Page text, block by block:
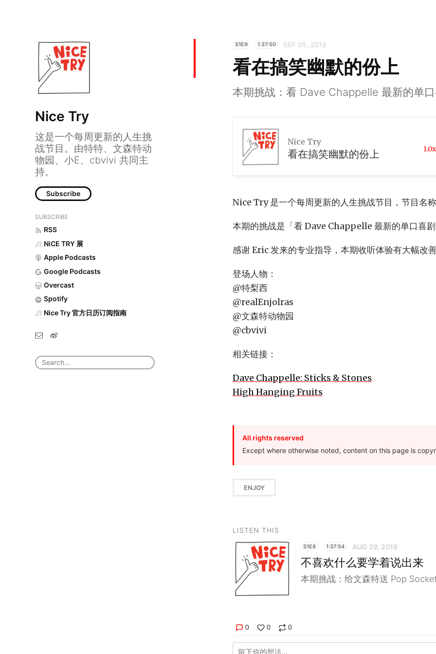
Nice Try
这是一个每周更新的人生挑
战节目。由特特、文森特动
物园、小E、cbvivi 共同主
持。
Subscribe
SUBSCRIBE
RSS
NiCE TRY 展
Apple Podcasts
Google Podcasts
Overcast
Spotify
Nice Try 官方日历订阅指南
S1E9 1:37:50 SEP 05, 2019
看在搞笑幽默的份上
本期挑战：看 Dave Chappelle 最新的单
Nice Try
看在搞笑幽默的份上 1.0x
Nice Try 是一个每周更新的人生挑战节目，节目名
本期的挑战是「看 Dave Chappelle 最新的单口喜剧
感谢 Eric 发来的专业指导，本期收听体验有大幅改善
登场人物：
@特梨西
@realEnjolras
@文森特动物园
@cbvivi
相关链接：
Dave Chappelle: Sticks & Stones
High Hanging Fruits
All rights reserved
Except where otherwise noted, content on this page is
ENJOY
LISTEN THIS
S1E8 1:37:54 AUG 29, 2019
不喜欢什么要学着说出来
本期挑战：给文森特送 Pop